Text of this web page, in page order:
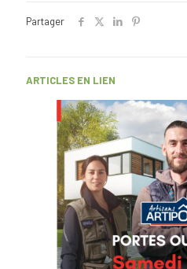
Partager
ARTICLES EN LIEN